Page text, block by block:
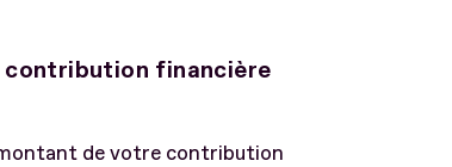
financière
de votre contribution